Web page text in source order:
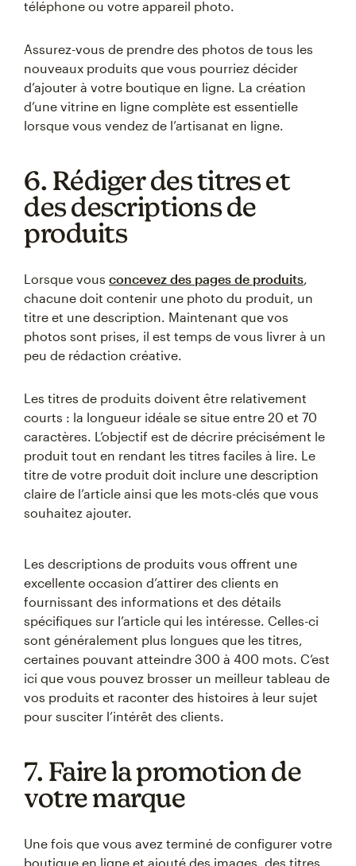
téléphone ou votre appareil photo.
Assurez-vous de prendre des photos de tous les
nouveaux produits que vous pourriez décider
d’ajouter à votre boutique en ligne. La création
d’une vitrine en ligne complète est essentielle
lorsque vous vendez de l’artisanat en ligne.
6. Rédiger des titres et
des descriptions de
produits
Lorsque vous concevez des pages de produits,
chacune doit contenir une photo du produit, un
titre et une description. Maintenant que vos
photos sont prises, il est temps de vous livrer à un
peu de rédaction créative.
Les titres de produits doivent être relativement
courts : la longueur idéale se situe entre 20 et 70
caractères. L’objectif est de décrire précisément le
produit tout en rendant les titres faciles à lire. Le
titre de votre produit doit inclure une description
claire de l’article ainsi que les mots-clés que vous
souhaitez ajouter.
Les descriptions de produits vous offrent une
excellente occasion d’attirer des clients en
fournissant des informations et des détails
spécifiques sur l’article qui les intéresse. Celles-ci
sont généralement plus longues que les titres,
certaines pouvant atteindre 300 à 400 mots. C’est
ici que vous pouvez brosser un meilleur tableau de
vos produits et raconter des histoires à leur sujet
pour susciter l’intérêt des clients.
7. Faire la promotion de
votre marque
Une fois que vous avez terminé de configurer votre
boutique en ligne et ajouté des images, des titres